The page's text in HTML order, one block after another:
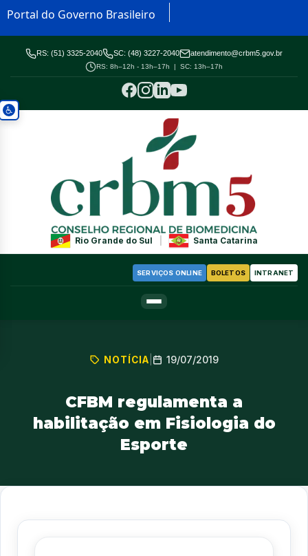
Portal do Governo Brasileiro
RS: (51) 3325-2040 SC: (48) 3227-2040 atendimento@crbm5.gov.br
RS: 8h–12h - 13h–17h | SC: 13h–17h
Rio Grande do Sul Santa Catarina
SERVIÇOS ONLINE BOLETOS INTRANET
NOTÍCIA 19/07/2019
CFBM regulamenta a
habilitação em Fisiologia do
Esporte